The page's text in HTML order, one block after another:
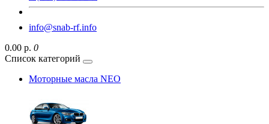
info@snab-rf.info
0.00 р. 0
Список категорий
Моторные масла NEO